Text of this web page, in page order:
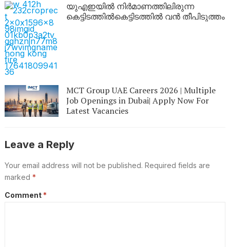
യുഎഇയിൽ നിർമാണത്തിലിരുന്ന
കെട്ടിടത്തിൽകെട്ടിടത്തിൽ വൻ തീപിടുത്തം
MCT Group UAE Careers 2026 | Multiple
Job Openings in Dubai| Apply Now For
Latest Vacancies
Leave a Reply
Your email address will not be published. Required fields are
marked *
Comment *